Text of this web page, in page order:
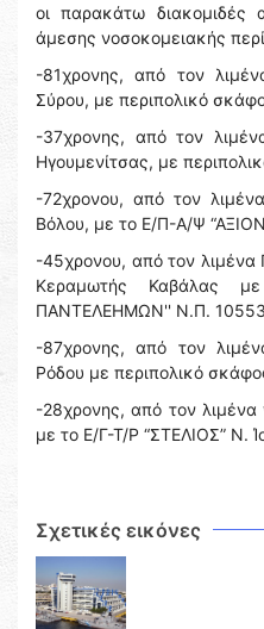
οι παρακάτω διακομιδές
άμεσης νοσοκομειακής
-81χρονης, από τον
Σύρου, με περιπολικό
-37χρονης, από τον
Ηγουμενίτσας, με
-72χρονου, από τον
Βόλου, με το Ε/Π-Α/Ψ
-45χρονου, από τον λιμένα
Κεραμωτής Καβάλας
ΠΑΝΤΕΛΕΗΜΩΝ'' Ν.Π.
-87χρονης, από τον
Ρόδου με περιπολικό
-28χρονης, από τον
με το Ε/Γ-Τ/Ρ “ΣΤΕΛΙΟΣ” Ν.
Σχετικές εικόνες